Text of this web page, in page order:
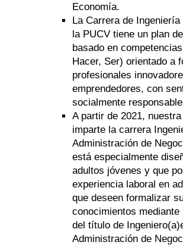
Economía.
La Carrera de
la PUCV tiene un plan
basado en
Hacer, Ser) orientado a
profesionales
emprendedores, con
socialmente
A partir de 2021,
imparte la carrera
Administración de
está especialmente
adultos jóvenes y que
experiencia laboral en
que deseen formalizar
conocimientos mediante
del título de
Administración de